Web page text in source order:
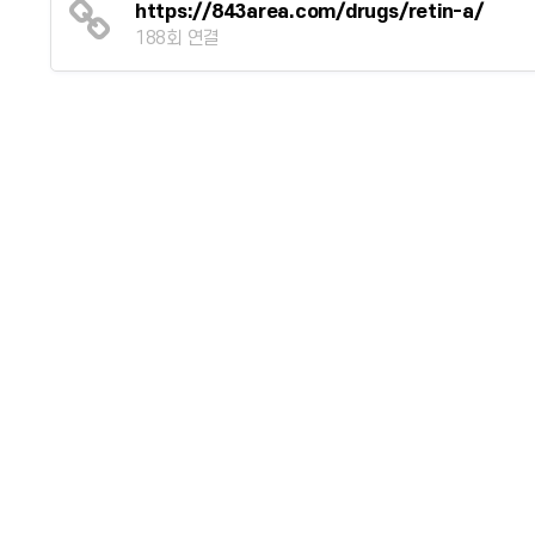
https://843area.com/drugs/retin-a/
188회 연결